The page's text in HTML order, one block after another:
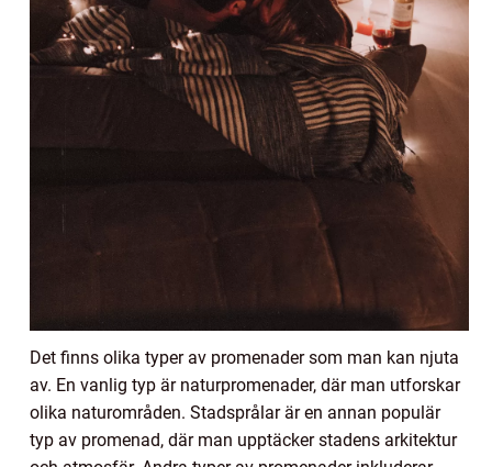
Det finns olika typer av promenader som man kan njuta
av. En vanlig typ är naturpromenader, där man utforskar
olika naturområden. Stadsprålar är en annan populär
typ av promenad, där man upptäcker stadens arkitektur